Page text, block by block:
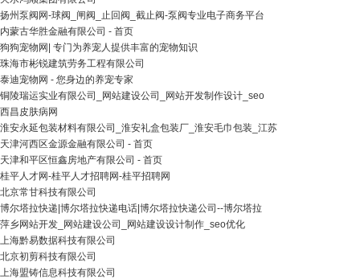
扬州泵阀网-球阀_闸阀_止回阀_截止阀-泵阀专业电子商务平台
内蒙古华胜金融有限公司 - 首页
狗狗宠物网| 专门为养宠人提供丰富的宠物知识
珠海市彬锐建筑劳务工程有限公司
泰迪宠物网 - 您身边的养宠专家
铜陵瑞运实业有限公司_网站建设公司_网站开发制作设计_seo
西昌皮肤病网
淮安永延包装材料有限公司_淮安礼盒包装厂_淮安毛巾包装_江苏
天津河西区金源金融有限公司 - 首页
天津和平区恒鑫房地产有限公司 - 首页
桂平人才网-桂平人才招聘网-桂平招聘网
北京常甘科技有限公司
博尔塔拉快递|博尔塔拉快递电话|博尔塔拉快递公司--博尔塔拉
萍乡网站开发_网站建设公司_网站建设设计制作_seo优化
上海黔易数据科技有限公司
北京初剪科技有限公司
上海盟铸信息科技有限公司